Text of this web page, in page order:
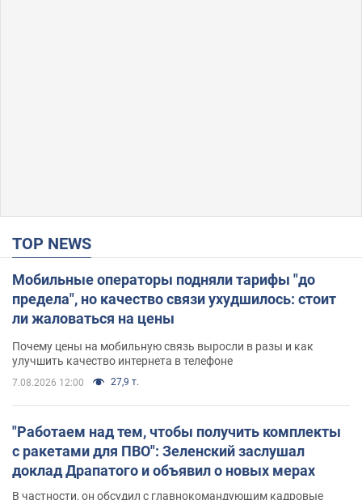
TOP NEWS
Мобильные операторы подняли тарифы "до
предела", но качество связи ухудшилось: стоит
ли жаловаться на цены
Почему цены на мобильную связь выросли в разы и как
улучшить качество интернета в телефоне
7.08.2026 12:00 27,9 т.
"Работаем над тем, чтобы получить комплекты
с ракетами для ПВО": Зеленский заслушал
доклад Драпатого и объявил о новых мерах
В частности, он обсудил с главнокомандующим кадровые